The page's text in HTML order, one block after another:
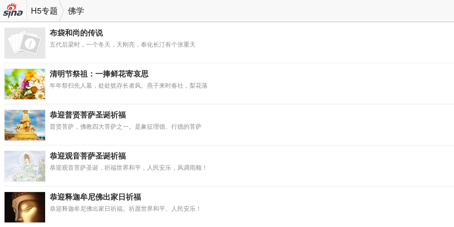
机新
浪网
H5专题 佛学
布袋和尚的传说
五代后梁时，一个冬天，天刚亮，奉化长汀有个张重天
清明节祭祖：一捧鲜花寄哀思
年年祭扫先人墓，处处犹存长者风。燕子来时春社，梨花落
恭迎普贤菩萨圣诞祈福
普贤菩萨，佛教四大菩萨之一。是象征理德、行德的菩萨
恭迎观音菩萨圣诞祈福
恭迎观音菩萨圣诞，祈福世界和平，人民安乐，风调雨顺！
恭迎释迦牟尼佛出家日祈福
恭迎释迦牟尼佛出家日祈福。祈愿世界和平、人民安乐！